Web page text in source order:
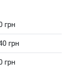
грн
грн
грн